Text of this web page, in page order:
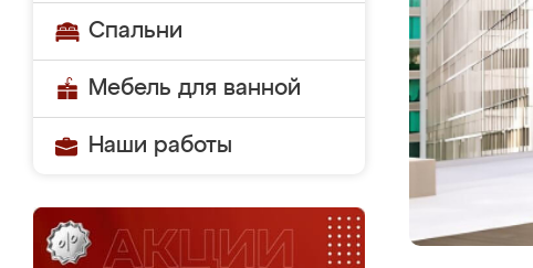
Спальни
Мебель для ванной
Наши работы